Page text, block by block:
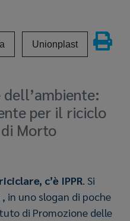
Unionplast
per il riciclo
Morto
c’è IPPR. Si
in uno slogan di poche
di Promozione delle